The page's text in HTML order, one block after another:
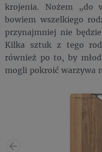
krojenia. Nożem „do
bowiem wszelkiego
przynajmniej nie
Kilka sztuk z tego
również po to, by
mogli pokroić warzywa